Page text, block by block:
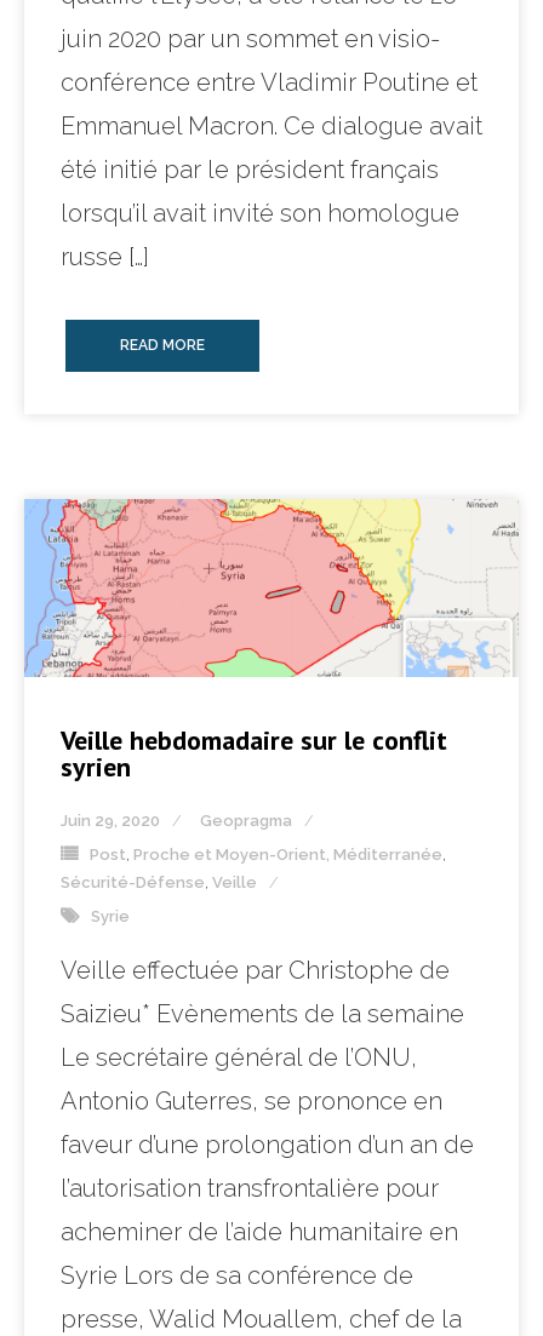
juin 2020 par un sommet en visio-
conférence entre Vladimir Poutine et
Emmanuel Macron. Ce dialogue avait
été initié par le président français
lorsqu’il avait invité son homologue
russe […]
READ MORE
Veille hebdomadaire sur le conflit
syrien
Juin 29, 2020
Geopragma
Post, Proche et Moyen-Orient, Méditerranée,
Sécurité-Défense, Veille
Syrie
Veille effectuée par Christophe de
Saizieu* Evènements de la semaine
Le secrétaire général de l’ONU,
Antonio Guterres, se prononce en
faveur d’une prolongation d’un an de
l’autorisation transfrontalière pour
acheminer de l’aide humanitaire en
Syrie Lors de sa conférence de
presse, Walid Mouallem, chef de la